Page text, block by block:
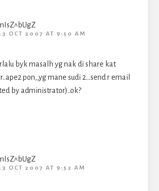
OCT 2007 AT 9:50 AM
byk masalh yg nak di share kat
pon,,yg mane sudi 2…send r email
by administrator)..ok?
OCT 2007 AT 9:52 AM